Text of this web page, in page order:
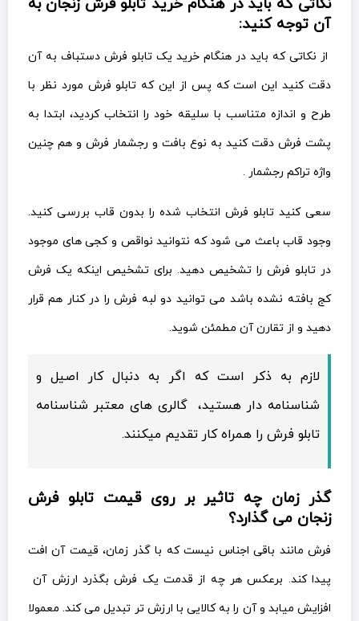
آن توجه کنید:
از نکاتی که باید در هنگام خرید یک تابلو فرش دستباف به آن
دقت کنید این است که پس از این که تابلو فرش مورد نظر با
طرح و اندازه متناسب با سلیقه خود را انتخاب کردید، ابتدا به
پشت فرش دقت کنید به نوع بافت و رجشمار فرش و هم چنین
واژه تراکم رجشمار .
سعی کنید تابلو فرش انتخاب شده را بدون قاب بررسی کنید.
وجود قاب باعث می شود که نتوانید نواقص و کجی های موجود
در تابلو فرش را تشخیص دهید. برای تشخیص اینکه یک فرش
کج بافته نشده باشد می توانید دو لبه فرش را در کنار هم قرار
دهید و از تقارن آن مطمئن شوید.
لازم به ذکر است که اگر به دنبال کار اصیل و
شناسنامه دار هستید، گالری های معتبر شناسنامه
تابلو فرش را همراه کار تقدیم میکنند.
گذر زمان چه تاثیر بر روی قیمت تابلو فرش
زنجان می گذارد؟
فرش مانند باقی اجناس نیست که با گذر زمان، قیمت آن افت
پیدا کند. برعکس هر چه از قدمت یک فرش بگذرد ارزش آن
افزایش میابد و آن را به کالایی با ارزش تر تبدیل می کند. معمولا